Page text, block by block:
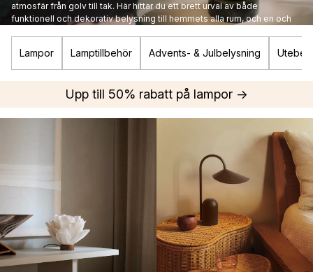
atmosfär från golv till tak. Här hittar du ett brett urval av både
funktionell och dekorativ belysning till hemmets alla rum, och en och
Lampor Lamptillbehör Advents- & Julbelysning
Upp till 50% rabatt på lampor →